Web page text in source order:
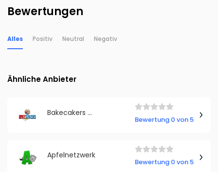
Bewertungen
Alles Positiv Neutral Negativ
Ähnliche Anbieter
Bakecakers & You
Bewertung 0 von 5
Apfelnetzwerk
Bewertung 0 von 5